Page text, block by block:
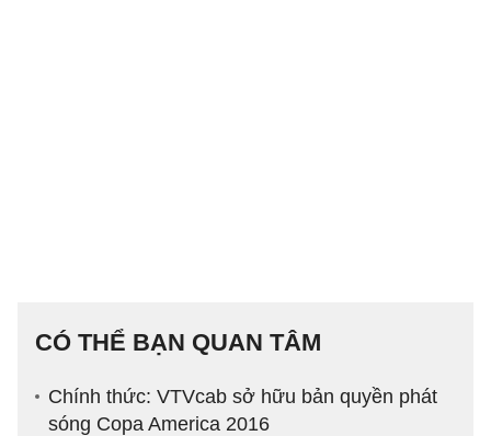
CÓ THỂ BẠN QUAN TÂM
Chính thức: VTVcab sở hữu bản quyền phát
sóng Copa America 2016